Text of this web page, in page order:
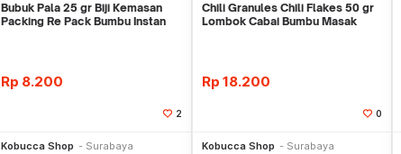
Bubuk Pala 25 gr Biji Kemasan
Packing Re Pack Bumbu Instan
Rp 8.200
2
Kobucca Shop Surabaya
Chili Granules Chili Flakes 50 gr
Lombok Cabai Bumbu Masak
Rp 18.200
0
Kobucca Shop Surabaya